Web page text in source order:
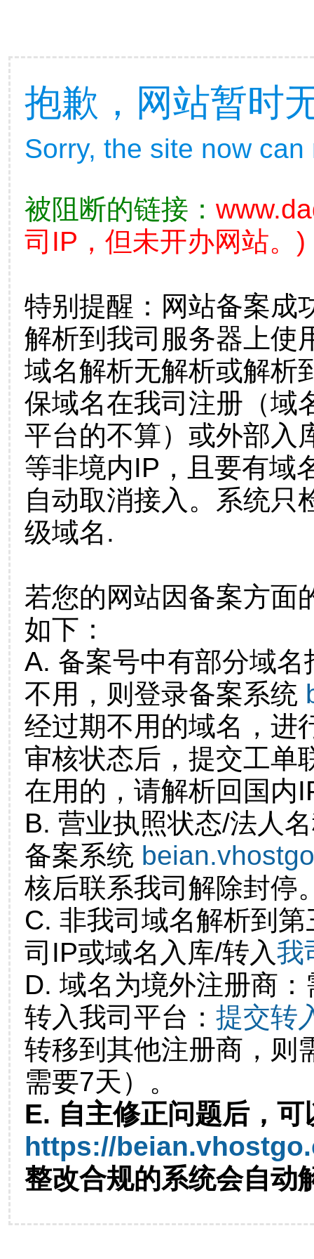
抱歉，网站暂时
Sorry, the site now
被阻断的链接：
司IP，但未开办网站。)
特别提醒：网站备案成
解析到我司服务器上使
域名解析无解析或解析
保域名在我司注册（域
平台的不算）或外部入
等非境内IP，且要有域
自动取消接入。系统只
级域名.
若您的网站因备案方面
如下：
A. 备案号中有部分域
不用，则登录备案系统
经过期不用的域名，进
审核状态后，提交工单
在用的，请解析回国内
B. 营业执照状态/法人
备案系统
核后联系我司解除封停
C. 非我司域名解析到
司IP或域名入库/转入我
D. 域名为境外注册商
转入我司平台： 提交转
转移到其他注册商，则
需要7天）。
E. 自主修正问题后，可
https://
整改合规的系统会自动